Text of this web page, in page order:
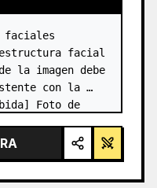
faciales
facial
la imagen debe
con la
Foto de
(fo…